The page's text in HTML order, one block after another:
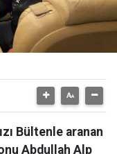
Bültenle aranan
Abdullah Alp